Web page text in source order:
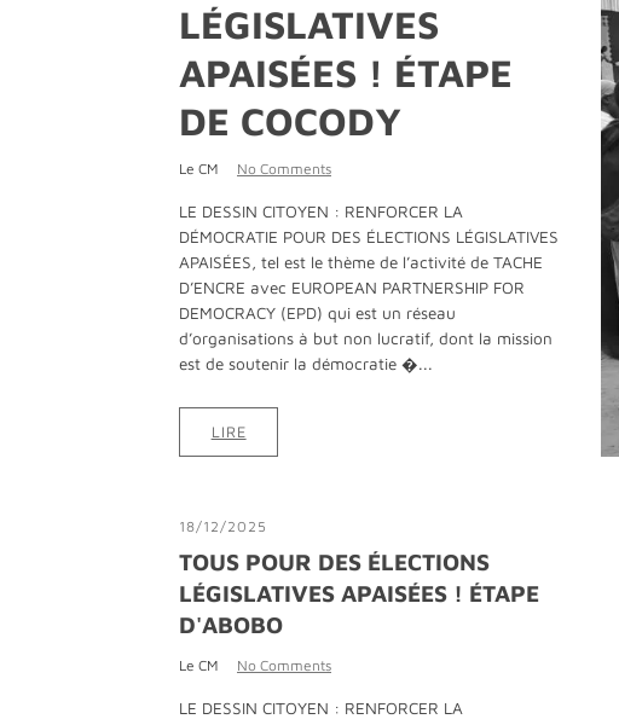
LÉGISLATIVES
APAISÉES ! ÉTAPE
DE COCODY
Le CM No Comments
LE DESSIN CITOYEN : RENFORCER LA
DÉMOCRATIE POUR DES ÉLECTIONS LÉGISLATIVES
APAISÉES, tel est le thème de l’activité de TACHE
D’ENCRE avec EUROPEAN PARTNERSHIP FOR
DEMOCRACY (EPD) qui est un réseau
d’organisations à but non lucratif, dont la mission
est de soutenir la démocratie �...
LIRE
18/12/2025
TOUS POUR DES ÉLECTIONS
LÉGISLATIVES APAISÉES ! ÉTAPE
D'ABOBO
Le CM No Comments
LE DESSIN CITOYEN : RENFORCER LA